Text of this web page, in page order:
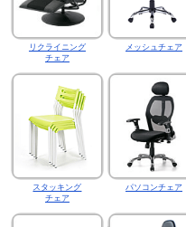
リクライニング
チェア
メッシュチェア
スタッキング
チェア
パソコンチェア